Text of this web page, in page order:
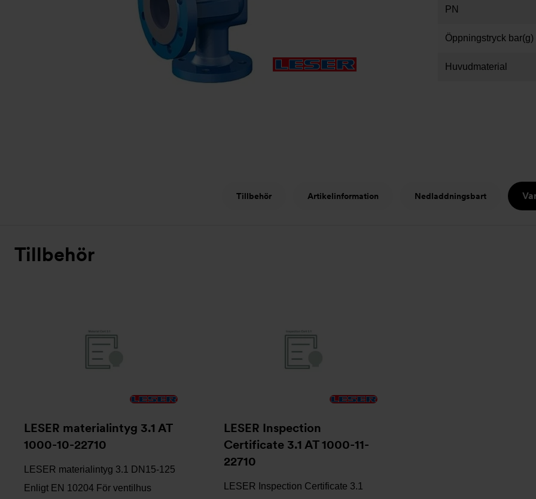
PN
Öppningstryck bar(g)
Huvudmaterial
Tillbehör Artikelinformation Nedladdningsbart
Tillbehör
LESER materialintyg 3.1 AT
1000-10-22710
LESER materialintyg 3.1 DN15-125
Enligt EN 10204 För ventilhus
LESER Inspection
Certificate 3.1 AT 1000-11-
22710
LESER Inspection Certificate 3.1